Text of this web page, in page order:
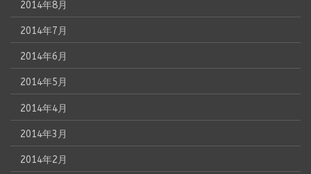
2014年8月
2014年7月
2014年6月
2014年5月
2014年4月
2014年3月
2014年2月